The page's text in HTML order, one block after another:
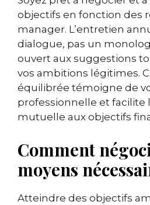
objectifs en fonction des
manager. L’entretien
dialogue, pas un
ouvert aux suggestions
vos ambitions légitimes.
équilibrée témoigne de
professionnelle et facilite
mutuelle aux objectifs
Comment
moyens
Atteindre des objectifs